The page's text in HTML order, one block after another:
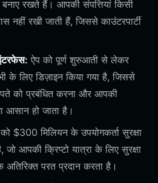
बनाए रखते हैं। आपकी संपत्तियां किसी
नहीं रखी जाती हैं, जिससे काउंटरपार्टी
ऐप को पूर्ण शुरुआती से लेकर
के लिए डिज़ाइन किया गया है, जिससे
को प्रबंधित करना और आपकी
आसान हो जाता है।
को $300 मिलियन के उपयोगकर्ता सुरक्षा
आपकी क्रिप्टो यात्रा के लिए सुरक्षा
परत प्रदान करता है।